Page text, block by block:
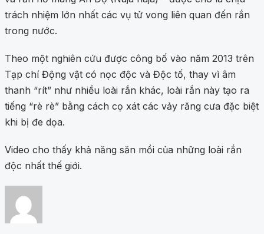
trách nhiệm lớn nhất các vụ tử vong liên quan đến rắn
trong nước.
Theo một nghiên cứu được công bố vào năm 2013 trên
Tạp chí Động vật có nọc độc và Độc tố, thay vì âm
thanh “rít” như nhiều loài rắn khác, loài rắn này tạo ra
tiếng “rè rè” bằng cách cọ xát các vảy răng cưa đặc biệt
khi bị đe dọa.
Video cho thấy khả năng săn mồi của những loài rắn
độc nhất thế giới.